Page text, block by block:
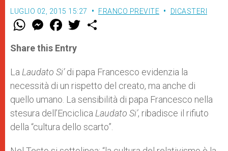
LUGLIO 02, 2015 15:27 FRANCO PREVITE DICASTERI
W
t
s
p
p
M
e
s
e
g
e
r
F
a
e
b
o
k
w
r
Share this Entry
La Laudato Si’di papa Francesco evidenzia la
necessità di un rispetto del creato, ma anche di
quello umano. La sensibilità di papa Francesco nella
stesura dell’Enciclica Laudato Si’, ribadisce il rifiuto
della “cultura dello scarto”.